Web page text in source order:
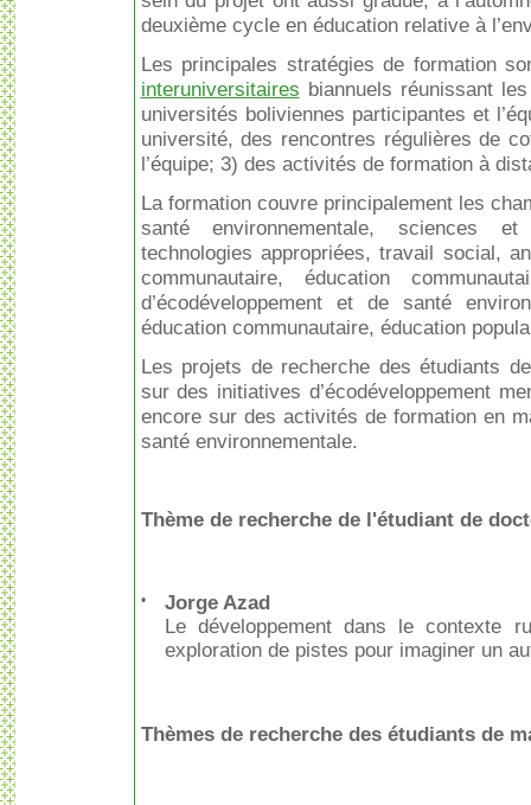
deuxième cycle en éducation relative à
Les principales stratégies de formation
interuniversitaires biannuels réunissant
universités boliviennes participantes et
université, des rencontres régulières de
l’équipe; 3) des activités de formation à
La formation couvre principalement les
santé environnementale, sciences et
technologies appropriées, travail social,
communautaire, éducation
d’écodéveloppement et de santé
éducation communautaire, éducation
Les projets de recherche des étudiants
sur des initiatives d’écodéveloppement
encore sur des activités de formation en
santé environnementale.
Thème de recherche de l'étudiant de
•
Jorge Azad
Le développement dans le contexte
exploration de pistes pour imaginer un
Thèmes de recherche des étudiants de